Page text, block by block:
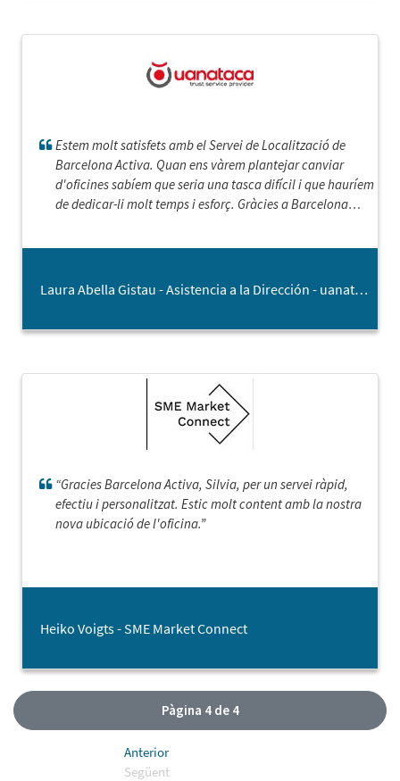
Estem molt satisfets amb el Servei de Localització de
Barcelona Activa. Quan ens vàrem plantejar canviar
d'oficines sabíem que seria una tasca difícil i que hauríem
de dedicar-li molt temps i esforç. Gràcies a Barcelona
poder avançar amb la cerca.
Laura Abella Gistau - Asistencia a la Dirección - uanataca.com
“Gracies Barcelona Activa, Silvia, per un servei ràpid,
efectiu i personalitzat. Estic molt content amb la nostra
nova ubicació de l'oficina.”
Heiko Voigts - SME Market Connect
Pàgina 4 de 4
Anterior
Següent